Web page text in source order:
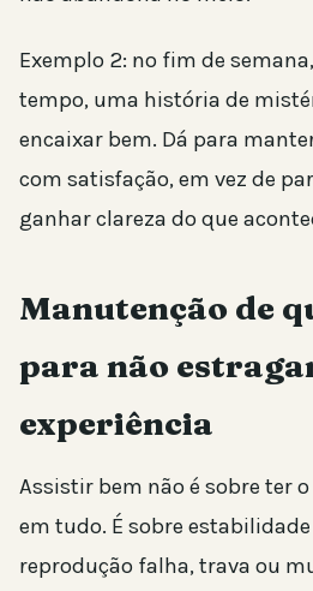
Exemplo 2: no fim de
tempo, uma história de
encaixar bem. Dá para
com satisfação, em vez de
ganhar clareza do que
Manutenção de
para não
experiência
Assistir bem não é sobre ter
em tudo. É sobre
reprodução falha, trava ou